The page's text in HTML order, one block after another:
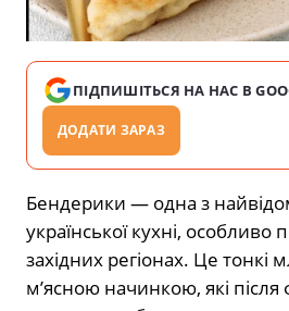
ПІДПИШІТЬСЯ НА НАС В
ДОДАТИ ЗАРАЗ
Бендерики — одна з
української кухні, особливо
західних регіонах. Це тонкі
м’ясною начинкою, які